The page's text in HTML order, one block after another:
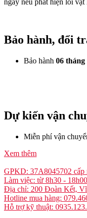
ngày nếu phát hiện lỗi vật
Bảo hành, đổi
Bảo hành 06 tháng
Dự kiến vận
Miễn phí vận
Xem thêm
GPKD: 37A8045702 cấp
Làm việc: từ 8h30 -
Địa chỉ: 200 Đoàn Kết,
Hotline mua hàng:
Hỗ trợ kỹ thuật: